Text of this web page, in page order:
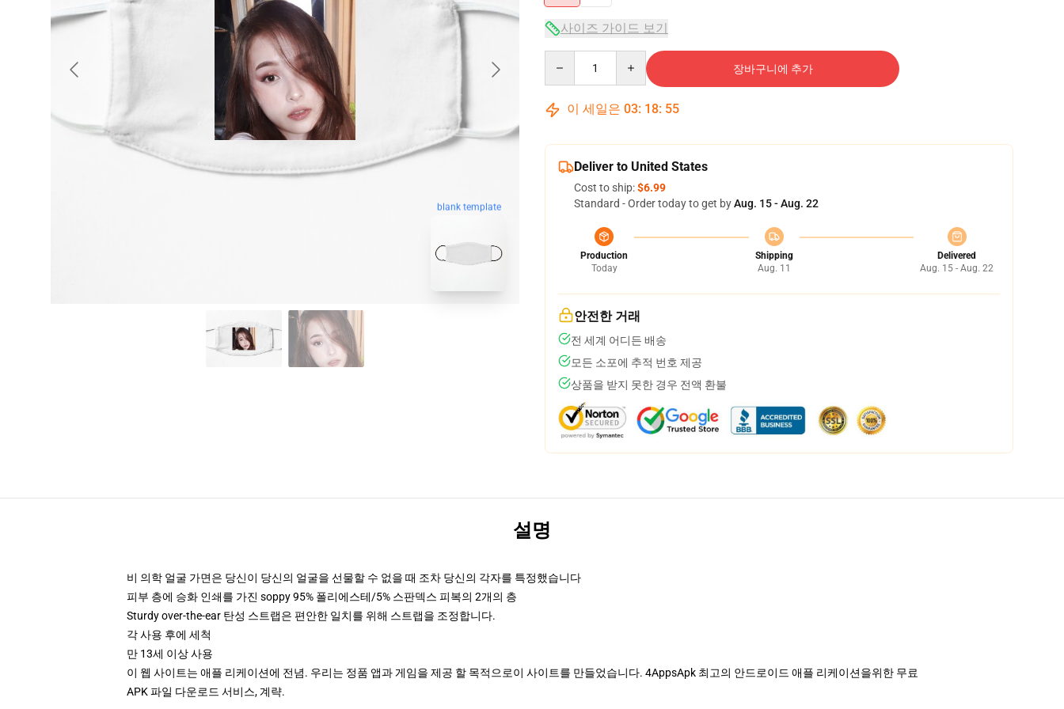
blank template
사이즈 가이드 보기
장바구니에 추가
이 세일은 03: 18: 54
Deliver to United States
Cost to ship:$6.99
Standard - Order today to get byAug. 15 - Aug. 22
Production
Today
Shipping
Aug. 11
Delivered
Aug. 15 - Aug. 22
안전한 거래
전 세계 어디든 배송
모든 소포에 추적 번호 제공
상품을 받지 못한 경우 전액 환불
설명
비 의학 얼굴 가면은 당신이 당신의 얼굴을 선물할 수 없을 때 조차 당신의 각자를 특정했습니다
피부 층에 승화 인쇄를 가진 soppy 95% 폴리에스테/5% 스판덱스 피복의 2개의 층
Sturdy over-the-ear 탄성 스트랩은 편안한 일치를 위해 스트랩을 조정합니다.
각 사용 후에 세척
만 13세 이상 사용
이 웹 사이트는 애플 리케이션에 전념. 우리는 정품 앱과 게임을 제공 할 목적으로이 사이트를 만들었습니다. 4AppsApk 최고의 안드로이드 애플 리케이션을위한 무료
APK 파일 다운로드 서비스, 계략.